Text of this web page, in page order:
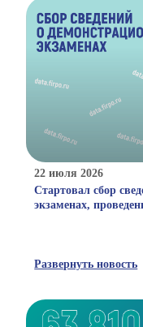
22 июля 2026
Стартовал сбор
экзаменах,
Развернуть новость